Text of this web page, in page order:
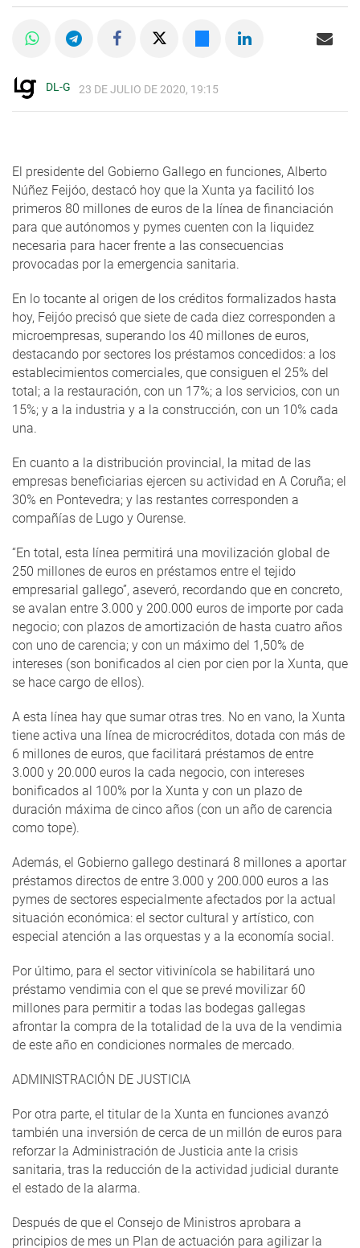
DL-G 23 DE JULIO DE 2020, 19:15
El presidente del Gobierno Gallego en funciones, Alberto
Núñez Feijóo, destacó hoy que la Xunta ya facilitó los
primeros 80 millones de euros de la línea de financiación
para que autónomos y pymes cuenten con la liquidez
necesaria para hacer frente a las consecuencias
provocadas por la emergencia sanitaria.
En lo tocante al origen de los créditos formalizados hasta
hoy, Feijóo precisó que siete de cada diez corresponden a
microempresas, superando los 40 millones de euros,
destacando por sectores los préstamos concedidos: a los
establecimientos comerciales, que consiguen el 25% del
total; a la restauración, con un 17%; a los servicios, con un
15%; y a la industria y a la construcción, con un 10% cada
una.
En cuanto a la distribución provincial, la mitad de las
empresas beneficiarias ejercen su actividad en A Coruña; el
30% en Pontevedra; y las restantes corresponden a
compañías de Lugo y Ourense.
“En total, esta línea permitirá una movilización global de
250 millones de euros en préstamos entre el tejido
empresarial gallego”, aseveró, recordando que en concreto,
se avalan entre 3.000 y 200.000 euros de importe por cada
negocio; con plazos de amortización de hasta cuatro años
con uno de carencia; y con un máximo del 1,50% de
intereses (son bonificados al cien por cien por la Xunta, que
se hace cargo de ellos).
A esta línea hay que sumar otras tres. No en vano, la Xunta
tiene activa una línea de microcréditos, dotada con más de
6 millones de euros, que facilitará préstamos de entre
3.000 y 20.000 euros la cada negocio, con intereses
bonificados al 100% por la Xunta y con un plazo de
duración máxima de cinco años (con un año de carencia
como tope).
Además, el Gobierno gallego destinará 8 millones a aportar
préstamos directos de entre 3.000 y 200.000 euros a las
pymes de sectores especialmente afectados por la actual
situación económica: el sector cultural y artístico, con
especial atención a las orquestas y a la economía social.
Por último, para el sector vitivinícola se habilitará uno
préstamo vendimia con el que se prevé movilizar 60
millones para permitir a todas las bodegas gallegas
afrontar la compra de la totalidad de la uva de la vendimia
de este año en condiciones normales de mercado.
ADMINISTRACIÓN DE JUSTICIA
Por otra parte, el titular de la Xunta en funciones avanzó
también una inversión de cerca de un millón de euros para
reforzar la Administración de Justicia ante la crisis
sanitaria, tras la reducción de la actividad judicial durante
el estado de la alarma.
Después de que el Consejo de Ministros aprobara a
principios de mes un Plan de actuación para agilizar la